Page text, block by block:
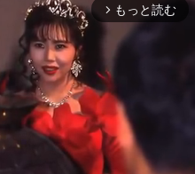
arrow_forward_ios もっと読む